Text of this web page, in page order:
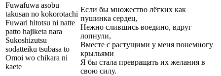
Fuwafuwa asobu
takusan no kokorotachi
Fuwari hitotsu ni natte
patto hajiketa nara
Sukoshizutsu
sodatteiku tsubasa to
Omoi wo chikara ni
kaete
Если бы множество лёгких как
пушинка сердец,
Нежно слившись воедино, вдруг
лопнули,
Вместе с растущими у меня понемногу
крыльями
Я бы стала превращать их желания в
свою силу.